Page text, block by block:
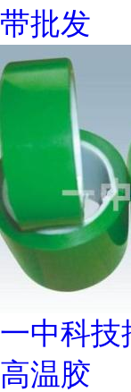
带批发
一中科技
高温胶